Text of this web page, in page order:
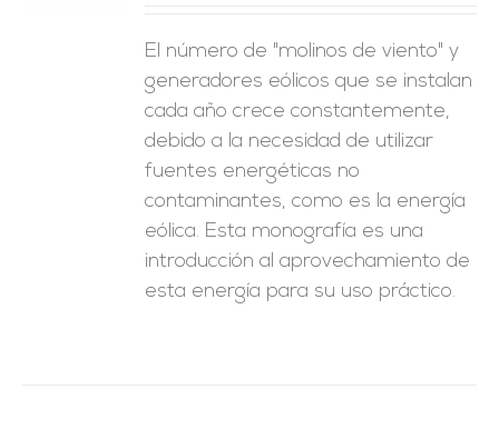
El número de "molinos de viento" y
generadores eólicos que se instalan
cada año crece constantemente,
debido a la necesidad de utilizar
fuentes energéticas no
contaminantes, como es la energía
eólica. Esta monografía es una
introducción al aprovechamiento de
esta energía para su uso práctico.